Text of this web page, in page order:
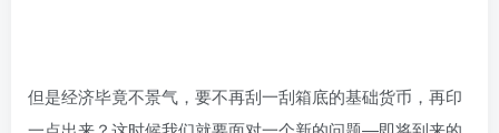
但是经济毕竟不景气，要不再刮一刮箱底的基础货币，再印